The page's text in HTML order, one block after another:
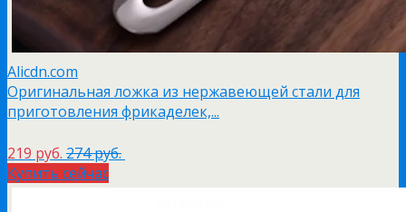
Alicdn.com
Оригинальная ложка из нержавеющей стали для
приготовления фрикаделек,...
219 руб. 274 руб.
Купить сейчас